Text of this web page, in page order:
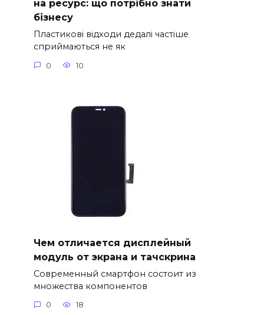
на ресурс: що потрібно знати
бізнесу
Пластикові відходи дедалі частіше
сприймаються не як
0 10
Чем отличается дисплейный
модуль от экрана и тачскрина
Современный смартфон состоит из
множества компонентов
0 18